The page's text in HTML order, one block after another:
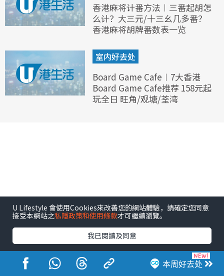
香港麻将计番方法︱三番起胡怎
么计？大三元/十三幺几多番？
香港麻将胡牌番数表一览
室内好去处
Board Game Cafe︱7大香港
Board Game Cafe推荐 158元起
玩全日 旺角/观塘/荃湾
本周好去处
U Lifestyle 會使用Cookies來改善您的網站體驗，請確定您同意
接受本網站之私隱政策和使用條款才可繼續瀏覽。
我已閱讀及同意